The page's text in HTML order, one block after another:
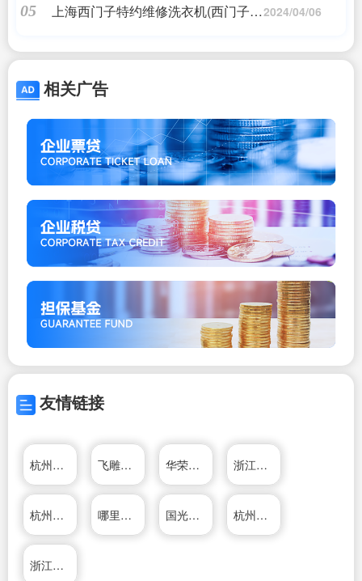
05
上海西门子特约维修洗衣机(西门子滚2024/04/06
相关广告
友情链接
杭州鸿雁电器有限公司 飞雕电器集团有限公司 华荣科技股份有限公司 浙江帅丰电器有限公司
杭州松井电器有限公司 哪里有培训网 国光电器股份有限公司 杭州松井电器有限公司
浙江帅丰电器有限公司